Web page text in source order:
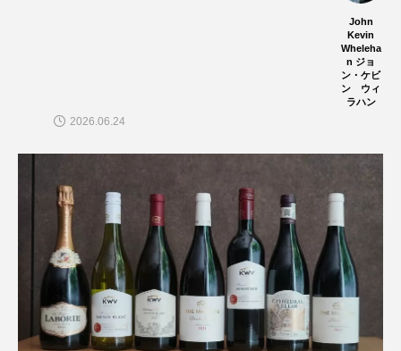
John
Kevin
Wheleha
n ジョ
ン・ケビ
ン ウィ
ラハン
2026.06.24